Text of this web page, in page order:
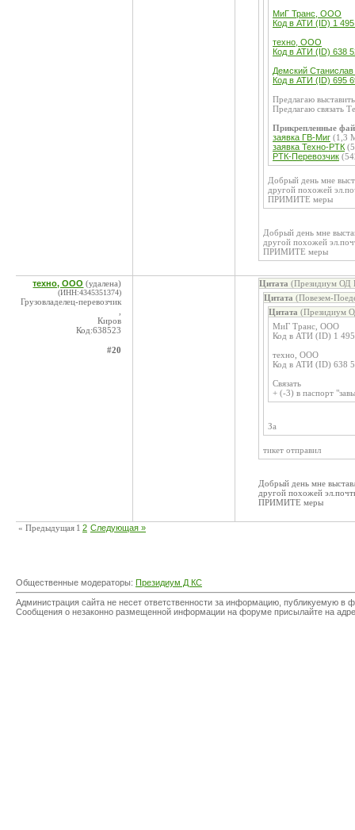
МиГ Транс, ООО
Код в АТИ (ID) 1
техно, ООО
Код в АТИ (ID) 638
Демский
Код в АТИ (ID) 695
Предлагаю
Предлагаю связать
Прикрепленные
заявка ГВ-Миг (1,3
заявка Техно-РТК
РТК-Перевозчик
Добрый день мне
другой похожей
ПРИМИТЕ меры
Добрый день мне
другой похожей
ПРИМИТЕ меры
техно, ООО (удалена)
(ИНН:4345351374)
Грузовладелец-перевозчик
Киров
Код:638523
#20
Цитата (Президиум ОД
Цитата (Повезем-
Цитата (Президиум
МиГ Транс, ООО
Код в АТИ (ID) 1
техно, ООО
Код в АТИ (ID) 638
Связать
+ (-3) в паспорт
За
тикет отправил
Добрый день мне
другой похожей
ПРИМИТЕ меры
« Предыдущая 1 2 Следующая »
Общественные модераторы: Президиум Д КС
Администрация сайта не несет ответственности за информацию, публикуемую
Сообщения о незаконно размещенной информации на форуме присылайте на